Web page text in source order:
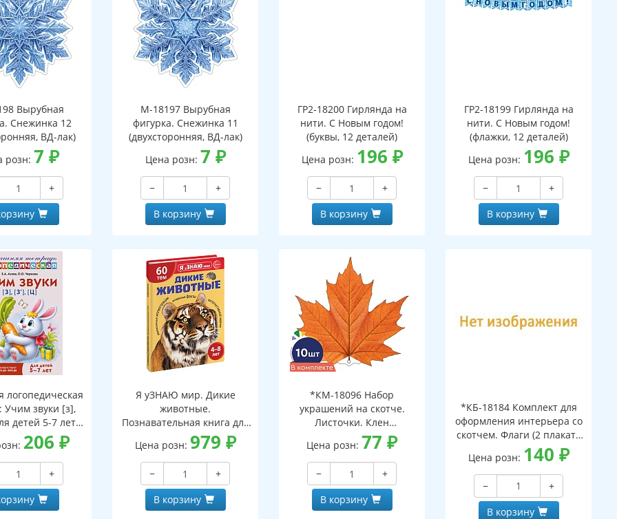
Вырубная
Снежинка 12
ВД-лак)
розн: 7 ₽
+
М-18197 Вырубная
фигурка. Снежинка 11
(двухсторонняя, ВД-лак)
Цена розн: 7 ₽
−
+
В корзину
ГР2-18200 Гирлянда на
нити. С Новым годом!
(буквы, 12 деталей)
Цена розн: 196 ₽
−
+
В корзину
ГР2-18199 Гирлянда на
нити. С Новым годом!
(флажки, 12 деталей)
Цена розн: 196 ₽
−
+
В корзину
Учим звуки [з],
детей 5-7 лет -
3-е изд.206 ₽
+
Я уЗНАЮ мир. Дикие
животные.
Познавательная книга для
детей 4-8 лет
Цена розн: 979 ₽
−
+
В корзину
*КМ-18096 Набор
украшений на скотче.
Листочки. Клен
наборе, двухсторонний,
ВД-лак)
Цена розн: 77₽
−
+
В корзину
*КБ-18184 Комплект для
оформления интерьера со
скотчем. Флаги (2 плаката
А3)
Цена розн: 140 ₽
−
+
В корзину